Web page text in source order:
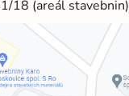
18 (areál stavebnin)